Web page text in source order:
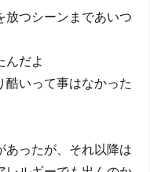
放つシーンまであいつ
んだよ
酷いって事はなかった
あったが、それ以降は